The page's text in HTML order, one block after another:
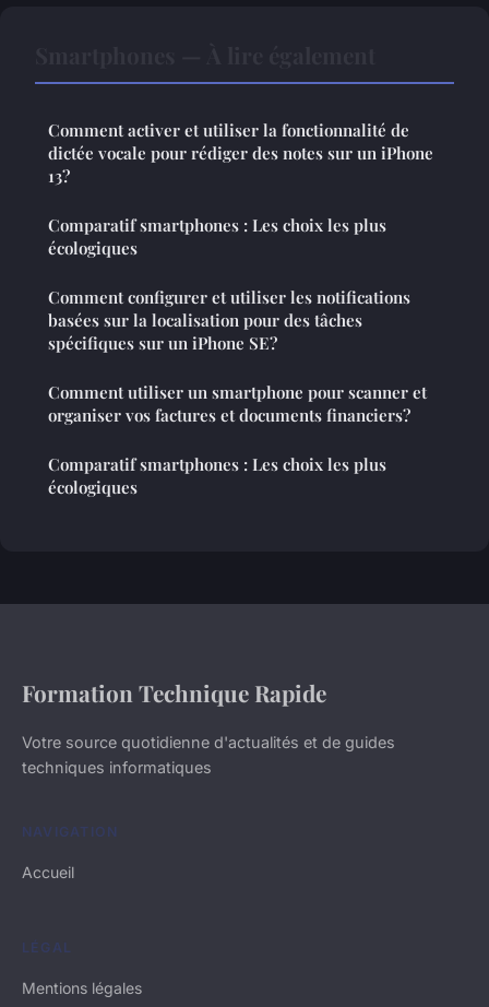
Comment activer et utiliser la fonctionnalité de
dictée vocale pour rédiger des notes sur un iPhone
13?
Comparatif smartphones : Les choix les plus
écologiques
Comment configurer et utiliser les notifications
basées sur la localisation pour des tâches
spécifiques sur un iPhone SE?
Comment utiliser un smartphone pour scanner et
organiser vos factures et documents financiers?
Comparatif smartphones : Les choix les plus
écologiques
Formation Technique Rapide
Votre source quotidienne d'actualités et de guides
techniques informatiques
NAVIGATION
Accueil
LÉGAL
Mentions légales